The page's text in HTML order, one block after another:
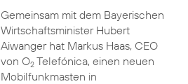
Gemeinsam mit dem Bayerischen
Wirtschaftsminister Hubert
Aiwanger hat Markus Haas, CEO
von O2Telefónica, einen neuen
Mobilfunkmasten in